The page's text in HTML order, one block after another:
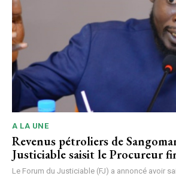
A LA UNE
Revenus pétroliers de
Justiciable saisit le Procureur
Le Forum du Justiciable (FJ) a annoncé avoir